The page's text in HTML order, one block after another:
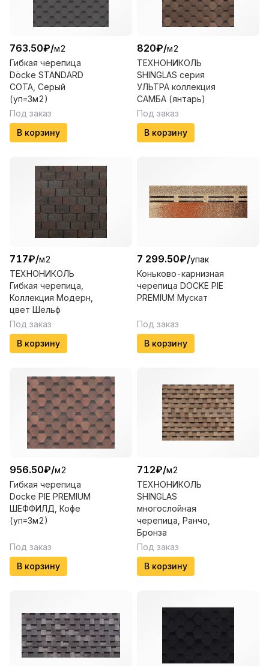
763.50₽/м2
Гибкая черепица
Döcke STANDARD
СОТА, Серый
(уп=3м2)
Под заказ
В корзину
820₽/м2
ТЕХНОНИКОЛЬ
SHINGLAS серия
УЛЬТРА коллекция
САМБА (янтарь)
Под заказ
В корзину
717₽/м2
ТЕХНОНИКОЛЬ
Гибкая черепица,
Коллекция Модерн,
цвет Шельф
Под заказ
В корзину
7 299.50₽/упак
Коньково-карнизная
черепица DOCKE PIE
PREMIUM Мускат
Под заказ
В корзину
956.50₽/м2
Гибкая черепица
Docke PIE PREMIUM
ШЕФФИЛД, Кофе
(уп=3м2)
Под заказ
В корзину
712₽/м2
ТЕХНОНИКОЛЬ
SHINGLAS
многослойная
черепица, Ранчо,
Бронза
Под заказ
В корзину